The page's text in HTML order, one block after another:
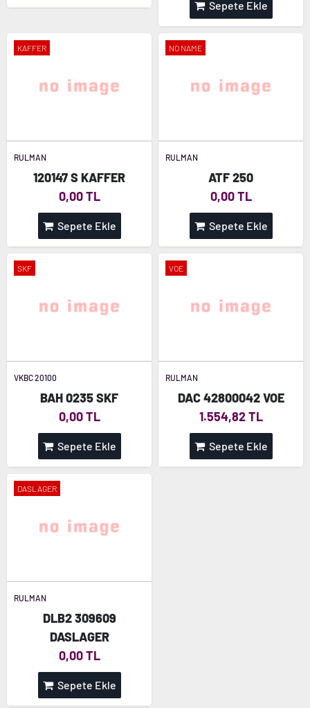
Sepete Ekle
KAFFER
RULMAN
120147 S KAFFER
0,00 TL
Sepete Ekle
NO NAME
RULMAN
ATF 250
0,00 TL
Sepete Ekle
SKF
VKBC 20100
BAH 0235 SKF
0,00 TL
Sepete Ekle
VOE
RULMAN
DAC 42800042 VOE
1.554,82 TL
Sepete Ekle
DASLAGER
RULMAN
DLB2 309609
DASLAGER
0,00 TL
Sepete Ekle